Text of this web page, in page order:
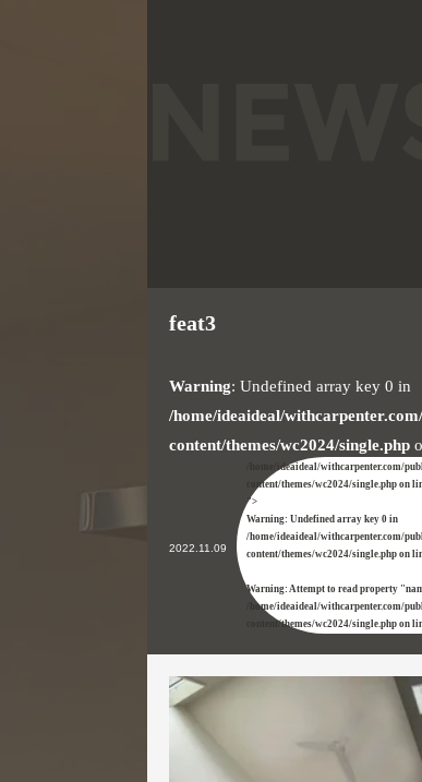
feat3
Warning: Undefined array key 0 in
/home/ideaideal/
content/themes/wc2024/single.php
2022.11.09
/home/ideaideal/withcarpenter.com/
content/themes/wc2024/single.php on
">
Warning: Undefined array key 0 in
/home/ideaideal/withcarpenter.com/
content/themes/wc2024/single.php on
Warning: Attempt to read property
/home/ideaideal/withcarpenter.com/
content/themes/wc2024/single.php on